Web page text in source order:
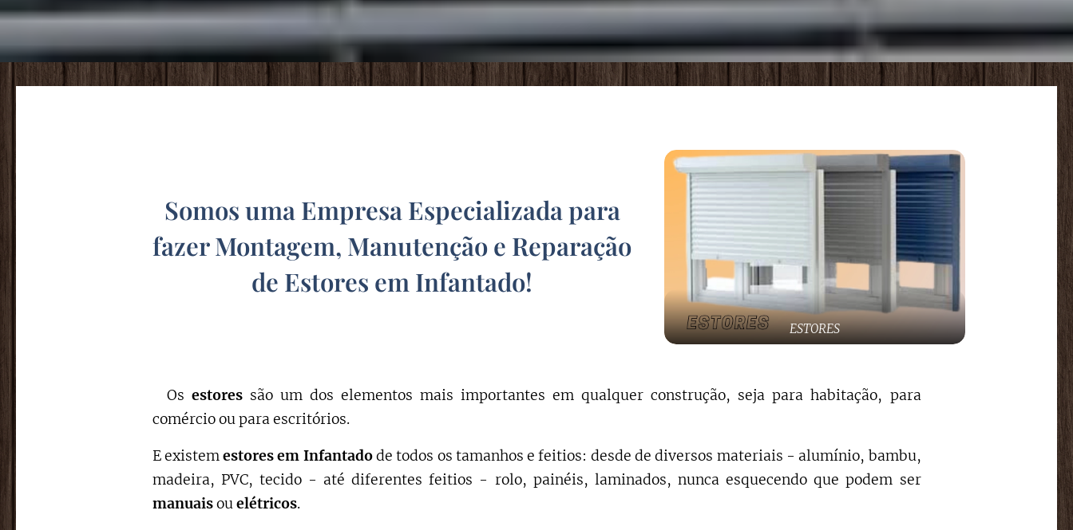
ESTORES
Somos uma Empresa Especializada para
fazer Montagem, Manutenção e Reparação
de Estores em Infantado!
Os estoressão um dos elementos mais importantes em qualquer construção, seja para habitação, para
comércio ou para escritórios.
E existemestores em Infantadode todos os tamanhos e feitios: desde de diversos materiais - alumínio, bambu,
madeira, PVC, tecido - até diferentes feitios - rolo, painéis, laminados, nunca esquecendo que podem ser
manuaisouelétricos.